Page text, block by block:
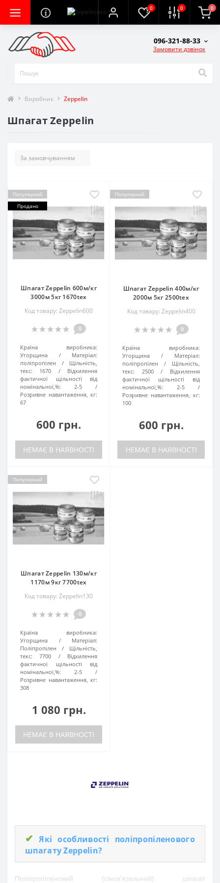
0 0 0
096-321-88-33
Замовити дзвінок
Виробник Zeppelin
Шпагат Zeppelin
Популярний
Продано
Шпагат Zeppelin 600м/кг
3000м 5кг 1670tex
Код товару: Zeppelin600
0
Країна виробника:
Угорщина
Матеріал:
поліпропілен
Щільність,
текс:
1670
Відхилення
фактичної щільності від
номінальної,%:
2-5
Розривне навантаження, кг:
67
600 грн.
НЕМАЄ В НАЯВНОСТІ
Популярний
Шпагат Zeppelin 400м/кг
2000м 5кг 2500tex
Код товару: Zeppelin400
0
Країна виробника:
Угорщина
Матеріал:
поліпропілен
Щільність,
текс:
2500
Відхилення
фактичної щільності від
номінальної,%:
2-5
Розривне навантаження, кг:
100
600 грн.
НЕМАЄ В НАЯВНОСТІ
Популярний
Шпагат Zeppelin 130м/кг
1170м 9кг 7700tex
Код товару: Zeppelin130
0
Країна виробника:
Угорщина
Матеріал:
Поліпропілен
Щільність,
текс:
7700
Відхилення
фактичної щільності від
номінальної,%:
2-5
Розривне навантаження, кг:
308
1 080 грн.
НЕМАЄ В НАЯВНОСТІ
✔ Які особливості поліпропіленового
шпагату Zeppelin?
Поліпропіленовий (сінов’язальний) шпагат